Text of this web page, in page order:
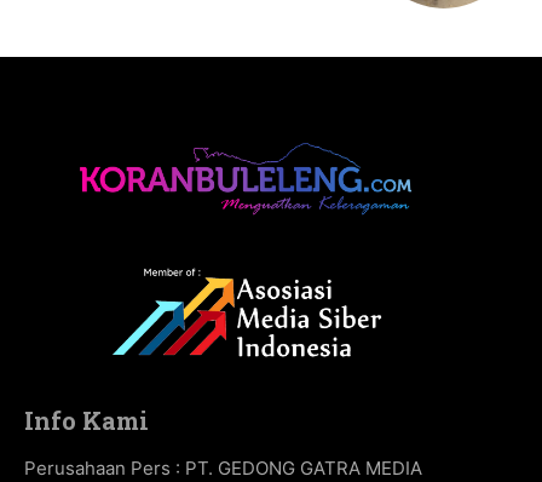
Info Kami
Perusahaan Pers : PT. GEDONG GATRA MEDIA